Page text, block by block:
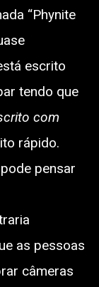
“Phynite
escrito
tendo que
com
rápido.
pensar
as pessoas
câmeras